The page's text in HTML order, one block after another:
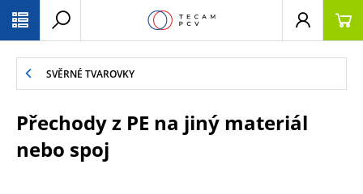
SVĚRNÉ TVAROVKY
Přechody z PE na jiný materiál
nebo spoj